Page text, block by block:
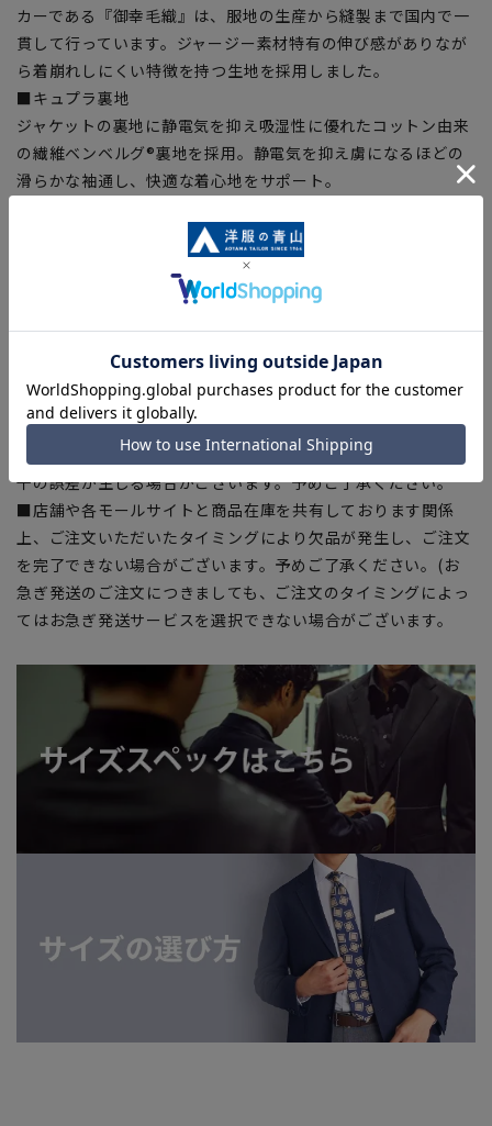
カーである『御幸毛織』は、服地の生産から縫製まで国内で一
貫して行っています。ジャージー素材特有の伸び感がありなが
ら着崩れしにくい特徴を持つ生地を採用しました。
■キュプラ裏地
ジャケットの裏地に静電気を抑え吸湿性に優れたコットン由来
の繊維ベンベルグ®裏地を採用。静電気を抑え虜になるほどの
滑らかな袖通し、快適な着心地をサポート。
【シルエット】《細め(スリム)》 (当社比)
【商品に関するご注意】
■ブラウザやお使いのモニター環境、室内外等の撮影時の環境
下での光加減により、実際の商品と掲載画像の色味が異なる場
合がございます。
■生地や仕様・デザインにより、着用感や実際のサイズ表に若
干の誤差が生じる場合がございます。予めご了承ください。
■店舗や各モールサイトと商品在庫を共有しております関係
上、ご注文いただいたタイミングにより欠品が発生し、ご注文
を完了できない場合がございます。予めご了承ください。(お
急ぎ発送のご注文につきましても、ご注文のタイミングによっ
てはお急ぎ発送サービスを選択できない場合がございます。